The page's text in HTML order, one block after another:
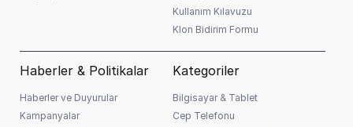
Kullanım Kılavuzu
Klon Bidirim Formu
Haberler & Politikalar
Haberler ve Duyurular
Kampanyalar
Kategoriler
Bilgisayar & Tablet
Cep Telefonu